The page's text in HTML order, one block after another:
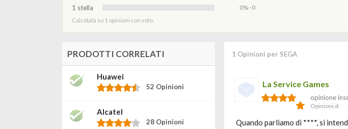
1 stella 0% · 0
Calcolata su 1 opinioni con voto.
1 Opinioni per SEGA
La Service Games
opinione
Opinioni.it
Quando parliamo di ****, si
PRODOTTI CORRELATI
Huawei
52 Opinioni
Alcatel
28 Opinioni